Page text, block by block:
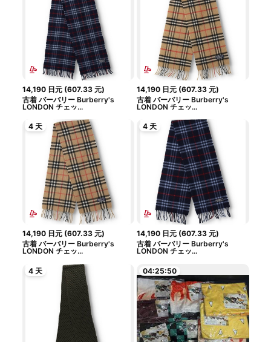
14,190 日元(607.33 元)
古着 バーバリー Burberry's
LONDON チェッ...
14,190 日元 (607.33 元)
古着 バーバリー Burberry's
LONDON チェッ...
4 天
14,190 日元(607.33 元)
古着 バーバリー Burberry's
LONDON チェッ...
4 天
14,190 日元 (607.33 元)
古着 バーバリー Burberry's
LONDON チェッ...
4 天 04:25:49